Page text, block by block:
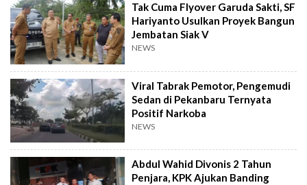
Tak Cuma Flyover Garuda Sakti, SF
Hariyanto Usulkan Proyek Bangun
Jembatan Siak V
NEWS
Viral Tabrak Pemotor, Pengemudi
Sedan di Pekanbaru Ternyata
Positif Narkoba
NEWS
Abdul Wahid Divonis 2 Tahun
Penjara, KPK Ajukan Banding